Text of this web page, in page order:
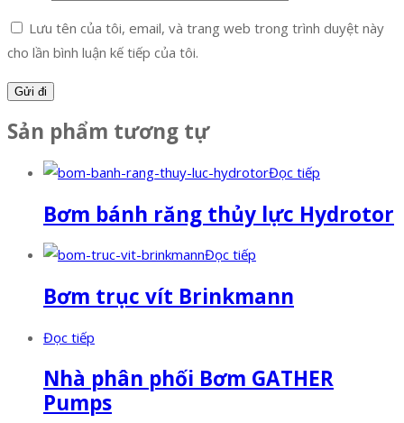
Lưu tên của tôi, email, và trang web trong trình duyệt này
cho lần bình luận kế tiếp của tôi.
Sản phẩm tương tự
Đọc tiếp
Bơm bánh răng thủy lực Hydrotor
Đọc tiếp
Bơm trục vít Brinkmann
Đọc tiếp
Nhà phân phối Bơm GATHER
Pumps